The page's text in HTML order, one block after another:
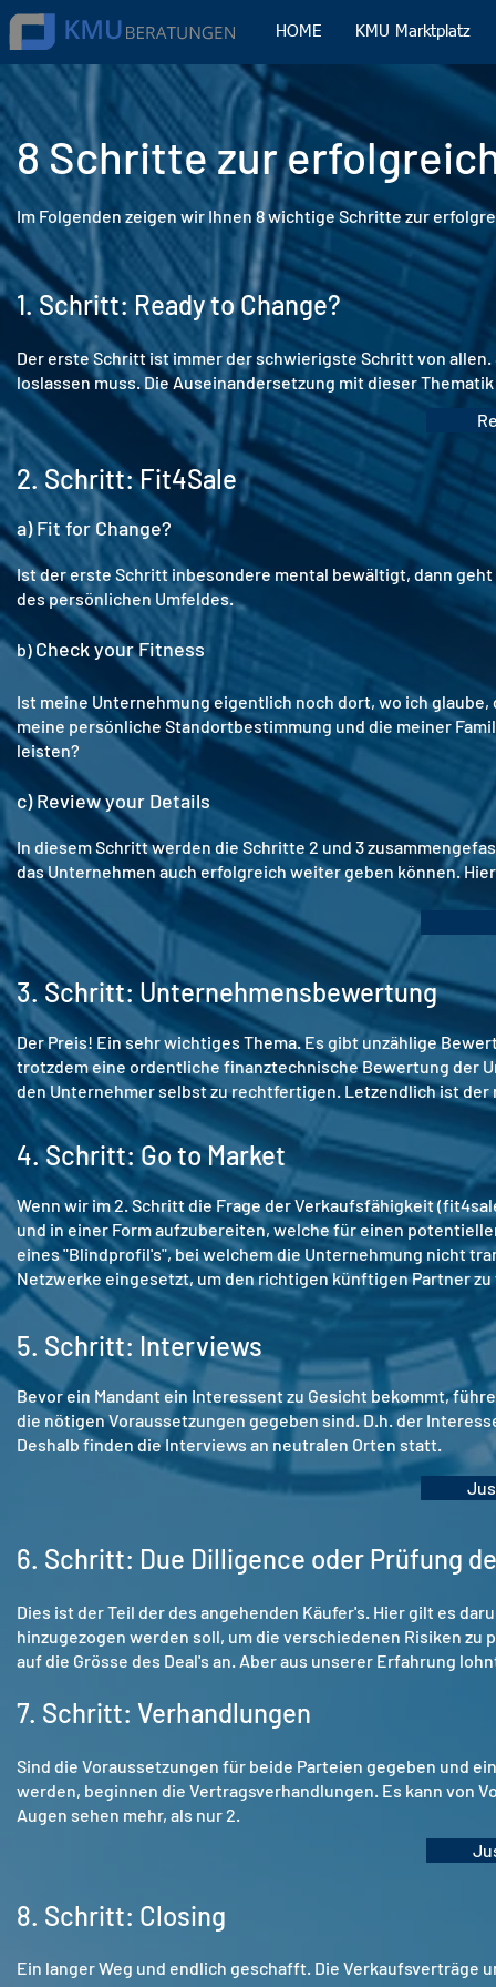
HOME KMU Marktplatz
8 Schritte zur
Im Folgenden zeigen wir Ihnen 8 wichtige Schritte zur
1. Schritt: Ready to Change?
Der erste Schritt ist immer der schwierigste Schritt von
loslassen muss. Die Auseinandersetzung mit dieser
2. Schritt: Fit4Sale
a) Fit for Change?
Ist der erste Schritt inbesondere mental bewältigt, dann
des persönlichen Umfeldes.
b) Check your Fitness
Ist meine Unternehmung eigentlich noch dort, wo ich
meine persönliche Standortbestimmung und die meiner
leisten?
c) Review your Details
In diesem Schritt werden die Schritte 2 und 3
das Unternehmen auch erfolgreich weiter geben können.
3. Schritt: Unternehmensbewertung
Der Preis! Ein sehr wichtiges Thema. Es gibt unzählige
trotzdem eine ordentliche finanztechnische Bewertung der
den Unternehmer selbst zu rechtfertigen. Letzendlich ist
4. Schritt: Go to Market
Wenn wir im 2. Schritt die Frage der Verkaufsfähigkeit
und in einer Form aufzubereiten, welche für einen
eines "Blindprofil's", bei welchem die Unternehmung nicht
Netzwerke eingesetzt, um den richtigen künftigen Partner
5. Schritt: Interviews
Bevor ein Mandant ein Interessent zu Gesicht bekommt,
die nötigen Voraussetzungen gegeben sind. D.h. der
Deshalb finden die Interviews an neutralen Orten statt.
6. Schritt: Due Dilligence oder Prüfung
Dies ist der Teil der des angehenden Käufer's. Hier gilt es
hinzugezogen werden soll, um die verschiedenen Risiken
auf die Grösse des Deal's an. Aber aus unserer Erfahrung
7. Schritt: Verhandlungen
Sind die Voraussetzungen für beide Parteien gegeben und
werden, beginnen die Vertragsverhandlungen. Es kann von
Augen sehen mehr, als nur 2.
8. Schritt: Closing
Ein langer Weg und endlich geschafft. Die